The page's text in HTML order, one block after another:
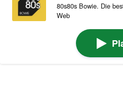
80s80s Bowie. Die
Web